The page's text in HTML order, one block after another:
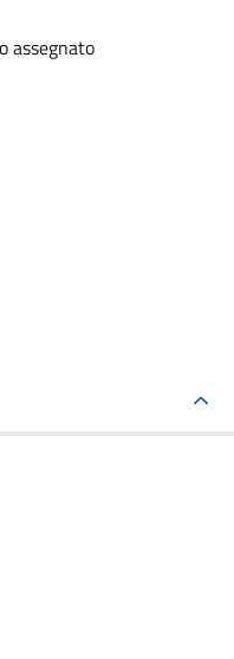
assegnato